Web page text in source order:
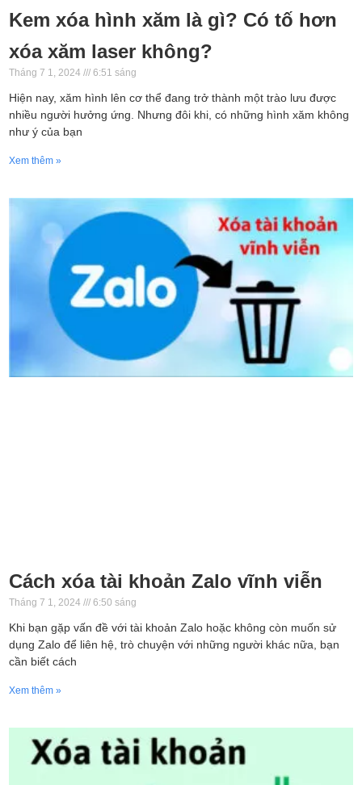
Kem xóa hình xăm là gì? Có tố hơn
xóa xăm laser không?
Tháng 7 1, 2024 6:51 sáng
Hiện nay, xăm hình lên cơ thể đang trở thành một trào lưu được
nhiều người hưởng ứng. Nhưng đôi khi, có những hình xăm không
như ý của bạn
Xem thêm »
Cách xóa tài khoản Zalo vĩnh viễn
Tháng 7 1, 2024 6:50 sáng
Khi bạn gặp vấn đề với tài khoản Zalo hoặc không còn muốn sử
dụng Zalo để liên hệ, trò chuyện với những người khác nữa, bạn
cần biết cách
Xem thêm »